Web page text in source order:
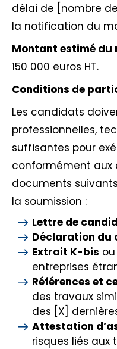
délai de [nombre
la notification du
Montant estimé du
150 000 euros HT.
Conditions de
Les candidats
professionnelles,
suffisantes pour
conformément aux
documents
la soumission :
Lettre de
Déclaration du
Extrait K-bis
entreprises
Références et
des travaux
des [X]
Attestation
risques liés aux